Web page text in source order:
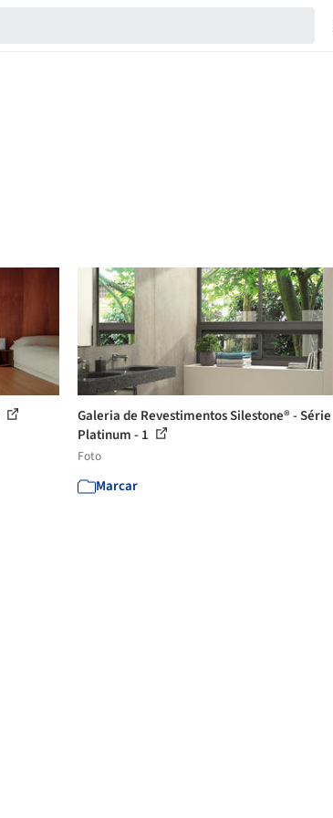
Galeria de Revestimentos Silestone® - Série
Platinum - 1
Foto
Marcar